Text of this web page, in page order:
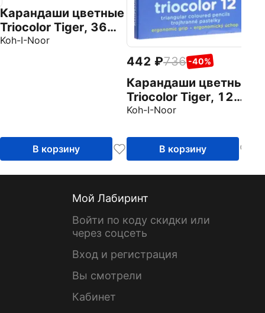
Карандаши цветные
Triocolor Tiger, 36
цветов
Koh-I-Noor
В корзину
442 736 -40%
Карандаши цветные
Triocolor Tiger, 12
цветов
Koh-I-Noor
В корзину
Мой Лабиринт
Войти по коду скидки или
через соцсеть
Вход и регистрация
Вы смотрели
Кабинет